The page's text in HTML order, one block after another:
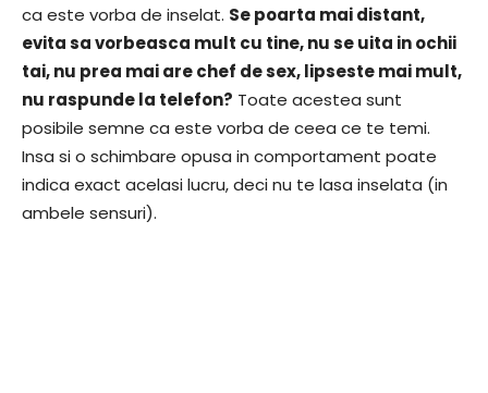
ca este vorba de inselat. Se poarta mai distant,
evita sa vorbeasca mult cu tine, nu se uita in ochii
tai, nu prea mai are chef de sex, lipseste mai mult,
nu raspunde la telefon? Toate acestea sunt
posibile semne ca este vorba de ceea ce te temi.
Insa si o schimbare opusa in comportament poate
indica exact acelasi lucru, deci nu te lasa inselata (in
ambele sensuri).